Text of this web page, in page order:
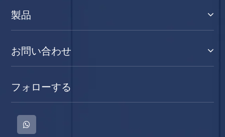
製品
お問い合わせ
フォローする